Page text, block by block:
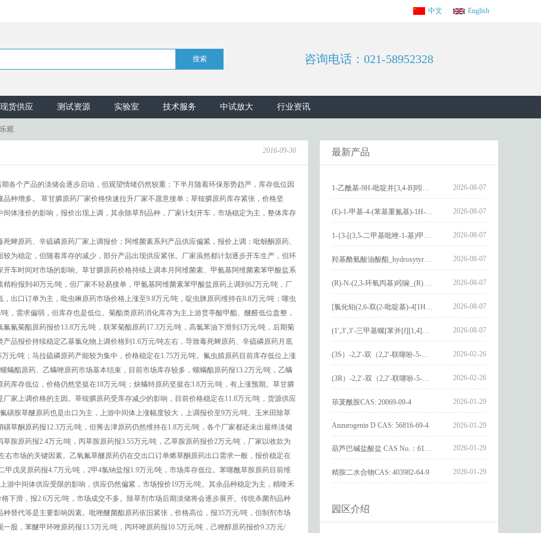
中文 English
咨询电话：021-58952328
现货供应 测试资源 实验室 技术服务 中试放大 行业资讯
观
2016-09-30
各个产品的淡储会逐步启动，但观望情绪仍然较重；下半月随着环保形势趋严，库存低位因
种增多。 草甘膦原药厂家价格快速拉升厂家不愿意接单；草铵膦原药库存紧张，价格坚
体涨价的影响，报价出现上调，其余除草剂品种，厂家计划开车，市场稳定为主，整体库存
蜱原药、辛硫磷原药厂家上调报价；阿维菌素系列产品供应偏紧，报价上调；吡蚜酮原药、
为稳定，但随着库存的减少，部分产品出现供应紧张。厂家虽然都计划逐步开车生产，但环
车时间对市场的影响。草甘膦原药价格持续上调本月阿维菌素、甲氨基阿维菌素苯甲酸盐系
粉报到40万元/吨，但厂家不轻易接单，甲氨基阿维菌素苯甲酸盐原药上调到62万元/吨，厂
出口订单为主，吡虫啉原药市场价格上涨至9.8万元/吨，啶虫脒原药维持在8.8万元/吨；噻虫
，需求偏弱，但库存也是低位。菊酯类原药消化库存为主上游贲亭酸甲酯、醚醛低位盘整，
氰菊酯原药报价13.8万元/吨，联苯菊酯原药17.3万元/吨，高氯苯油下滑到3万元/吨，后期菊
品报价持续稳定乙基氯化物上调价格到1.6万元/吨左右，导致毒死蜱原药、辛硫磷原药月底
元/吨；马拉硫磷原药产能较为集中，价格稳定在1.75万元/吨。氟虫腈原药目前库存低位上涨
螨酯原药、乙螨唑原药市场基本结束，目前市场库存较多，螺螨酯原药报13.2万元/吨，乙螨
库存低位，价格仍然坚挺在18万元/吨；炔螨特原药坚挺在3.8万元/吨，有上涨预期。草甘膦
家上调价格的主因。草铵膦原药受库存减少的影响，目前价格稳定在11.8万元/吨，货源供应
磺胺草醚原药也是出口为主，上游中间体上涨幅度较大，上调报价至9万元/吨。玉米田除草
草酮原药报12.3万元/吨，但莠去津原药仍然维持在1.8万元/吨，各个厂家都还未出最终淡储
胺原药报2.4万元/吨，丙草胺原药报3.55万元/吨，乙草胺原药报价2万元/吨，厂家以收款为
市场的关键因素。乙氧氟草醚原药仍在交出口订单烯草酮原药出口需求一般，报价稳定在
戊灵原药报4.7万元/吨，2甲4氯钠盐报1.9万元/吨，市场库存低位。苯噻酰草胺原药目前维
游中间体供应受限的影响，供应仍然偏紧，市场报价19万元/吨。其余品种稳定为主，精喹禾
下滑，报2.6万元/吨，市场成交不多。除草剂市场后期淡储将会逐步展开。传统杀菌剂品种
替代等是主要影响因素。吡唑醚菌酯原药依旧紧张，价格高位，报35万元/吨，但制剂市场
股，苯醚甲环唑原药报13.5万元/吨，丙环唑原药报10.5万元/吨，己唑醇原药报价9.3万元/
最新产品
2026-08-07
2026-08-07
2026-08-07
2026-08-07
2026-08-07
2026-08-07
2026-08-07
2026-02-26
2026-02-26
荜茇酰胺CAS: 20069-09-4 2026-01-29
Anzurogenin D CAS: 56816-69-4 2026-01-29
2026-01-29
精胺二水合物CAS: 403982-64-9 2026-01-29
园区介绍